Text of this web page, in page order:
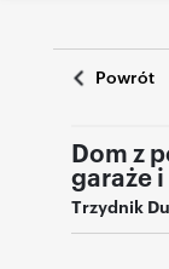
Powrót
Dom z
garaże
Trzydnik